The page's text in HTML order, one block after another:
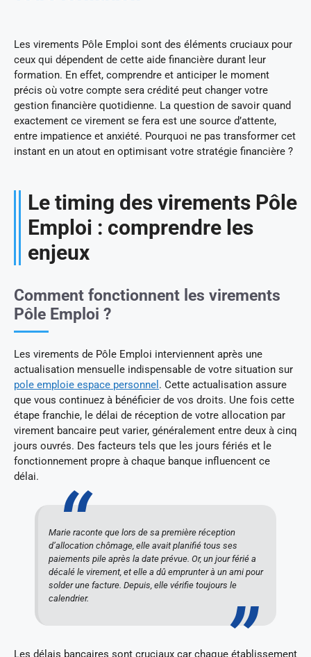
Les virements Pôle Emploi sont des éléments cruciaux pour
ceux qui dépendent de cette aide financière durant leur
formation. En effet, comprendre et anticiper le moment
précis où votre compte sera crédité peut changer votre
gestion financière quotidienne. La question de savoir quand
exactement ce virement se fera est une source d’attente,
entre impatience et anxiété. Pourquoi ne pas transformer cet
instant en un atout en optimisant votre stratégie financière ?
Le timing des virements Pôle
Emploi : comprendre les
enjeux
Comment fonctionnent les virements
Pôle Emploi ?
Les virements de Pôle Emploi interviennent après une
actualisation mensuelle indispensable de votre situation sur
pole emploie espace personnel . Cette actualisation assure
que vous continuez à bénéficier de vos droits. Une fois cette
étape franchie, le délai de réception de votre allocation par
virement bancaire peut varier, généralement entre deux à cinq
jours ouvrés. Des facteurs tels que les jours fériés et le
fonctionnement propre à chaque banque influencent ce
délai.
Marie raconte que lors de sa première réception
d’allocation chômage, elle avait planifié tous ses
paiements pile après la date prévue. Or, un jour férié a
décalé le virement, et elle a dû emprunter à un ami pour
solder une facture. Depuis, elle vérifie toujours le
calendrier.
Les délais bancaires sont cruciaux car chaque établissement